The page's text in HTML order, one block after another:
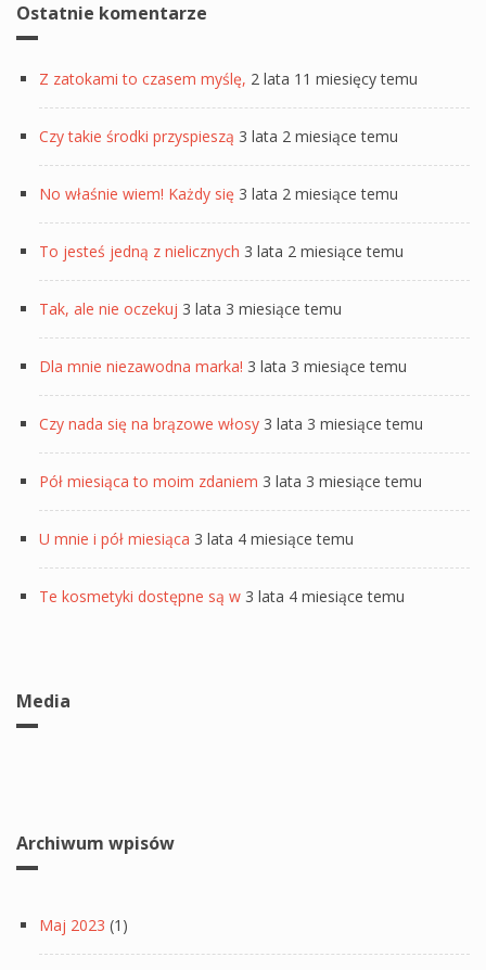
Ostatnie komentarze
Z zatokami to czasem myślę, 2 lata 11 miesięcy temu
Czy takie środki przyspieszą 3 lata 2 miesiące temu
No właśnie wiem! Każdy się 3 lata 2 miesiące temu
To jesteś jedną z nielicznych 3 lata 2 miesiące temu
Tak, ale nie oczekuj 3 lata 3 miesiące temu
Dla mnie niezawodna marka! 3 lata 3 miesiące temu
Czy nada się na brązowe włosy 3 lata 3 miesiące temu
Pół miesiąca to moim zdaniem 3 lata 3 miesiące temu
U mnie i pół miesiąca 3 lata 4 miesiące temu
Te kosmetyki dostępne są w 3 lata 4 miesiące temu
Media
Archiwum wpisów
Maj 2023 (1)